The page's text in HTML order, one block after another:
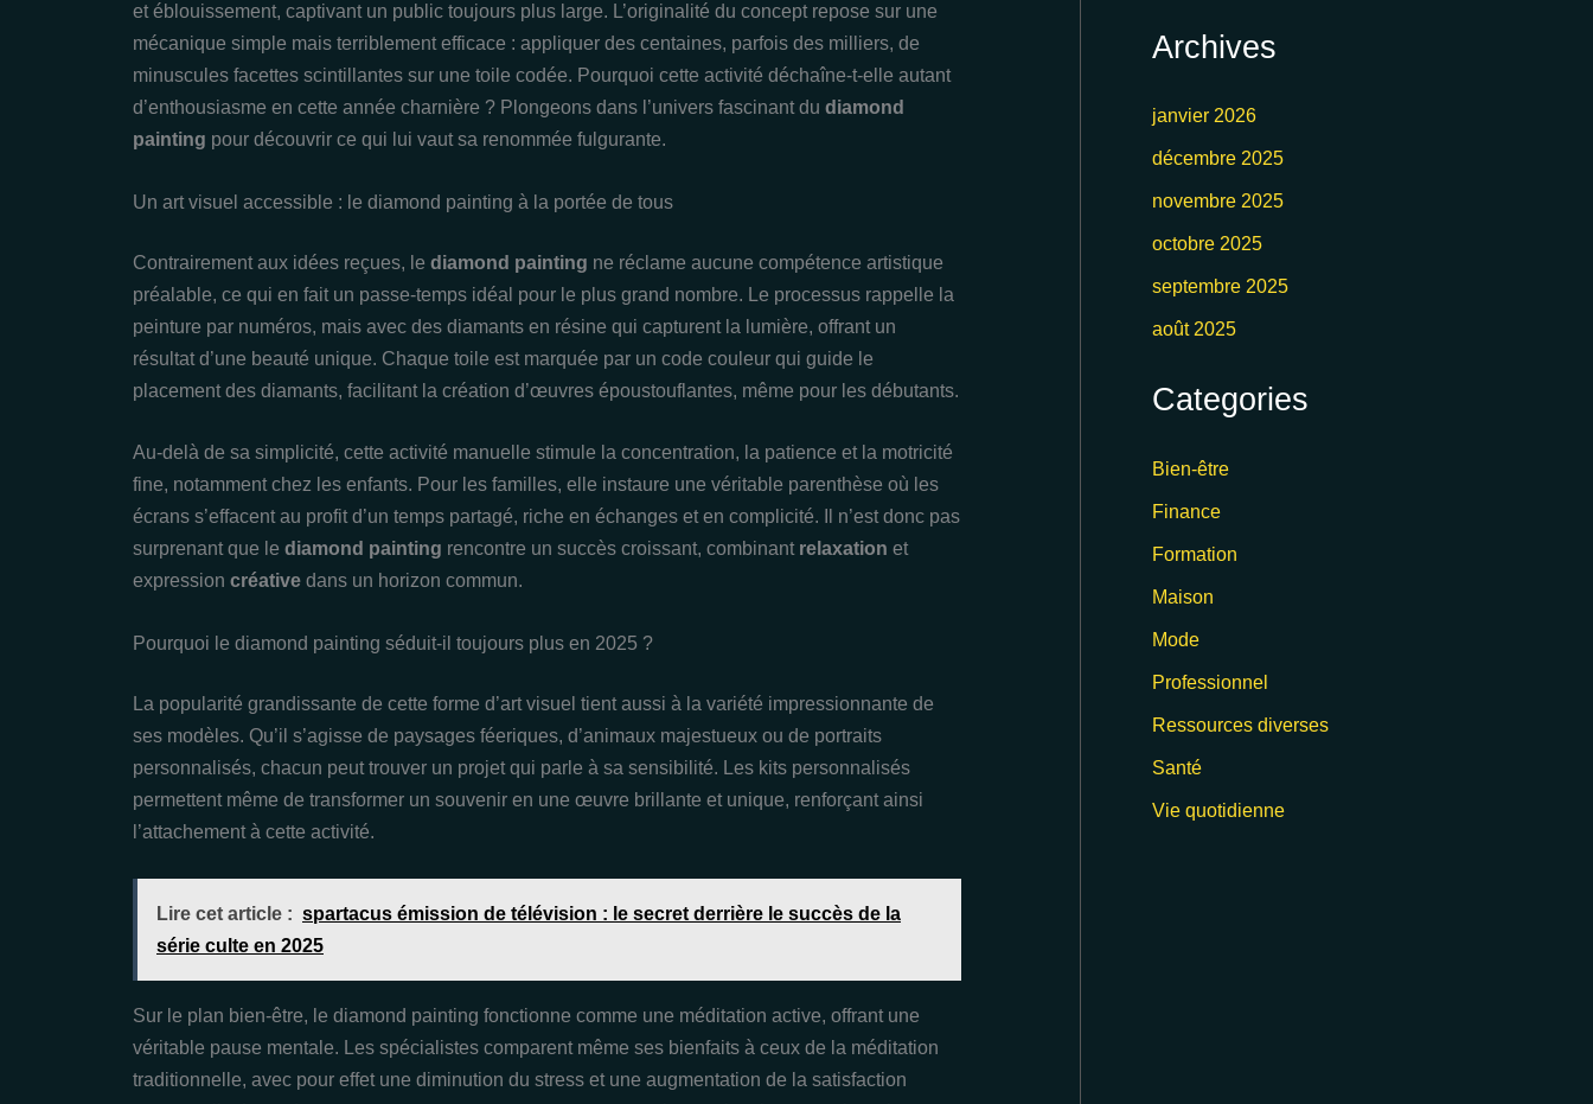
et éblouissement, captivant un public toujours plus large. L’originalité du concept repose sur une
mécanique simple mais terriblement efficace : appliquer des centaines, parfois des milliers, de
minuscules facettes scintillantes sur une toile codée. Pourquoi cette activité déchaîne-t-elle autant
d’enthousiasme en cette année charnière ? Plongeons dans l’univers fascinant du diamond
painting pour découvrir ce qui lui vaut sa renommée fulgurante.
Un art visuel accessible : le diamond painting à la portée de tous
Contrairement aux idées reçues, le diamond painting ne réclame aucune compétence artistique
préalable, ce qui en fait un passe-temps idéal pour le plus grand nombre. Le processus rappelle la
peinture par numéros, mais avec des diamants en résine qui capturent la lumière, offrant un
résultat d’une beauté unique. Chaque toile est marquée par un code couleur qui guide le
placement des diamants, facilitant la création d’œuvres époustouflantes, même pour les débutants.
Au-delà de sa simplicité, cette activité manuelle stimule la concentration, la patience et la motricité
fine, notamment chez les enfants. Pour les familles, elle instaure une véritable parenthèse où les
écrans s’effacent au profit d’un temps partagé, riche en échanges et en complicité. Il n’est donc pas
surprenant que le diamond painting rencontre un succès croissant, combinant relaxation et
expression créative dans un horizon commun.
Pourquoi le diamond painting séduit-il toujours plus en 2025 ?
La popularité grandissante de cette forme d’art visuel tient aussi à la variété impressionnante de
ses modèles. Qu’il s’agisse de paysages féeriques, d’animaux majestueux ou de portraits
personnalisés, chacun peut trouver un projet qui parle à sa sensibilité. Les kits personnalisés
permettent même de transformer un souvenir en une œuvre brillante et unique, renforçant ainsi
l’attachement à cette activité.
Lire cet article : spartacus émission de télévision : le secret derrière le succès de la
série culte en 2025
Sur le plan bien-être, le diamond painting fonctionne comme une méditation active, offrant une
véritable pause mentale. Les spécialistes comparent même ses bienfaits à ceux de la méditation
traditionnelle, avec pour effet une diminution du stress et une augmentation de la satisfaction
Archives
janvier 2026
décembre 2025
novembre 2025
octobre 2025
septembre 2025
août 2025
Categories
Bien-être
Finance
Formation
Maison
Mode
Professionnel
Ressources diverses
Santé
Vie quotidienne